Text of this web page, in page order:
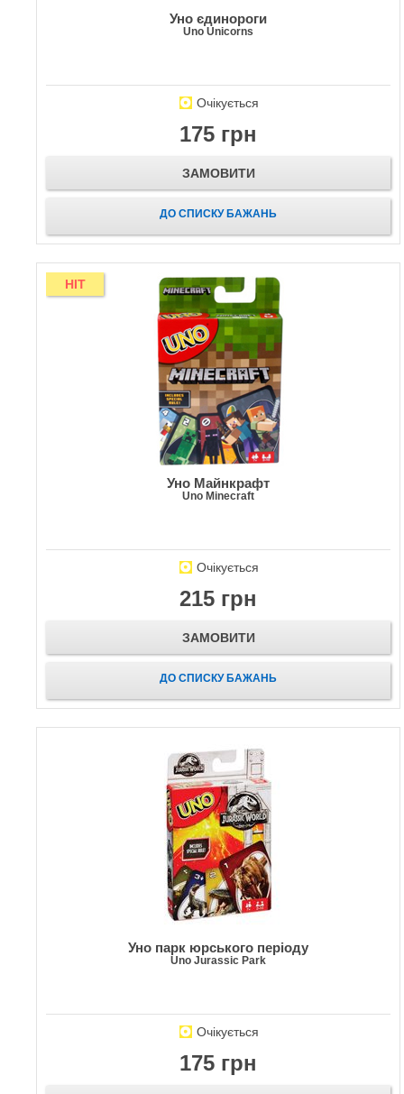
Уно єдинороги
Uno Unicorns
Очікується
175 грн
ЗАМОВИТИ
ДО СПИСКУ БАЖАНЬ
HIT
Уно Майнкрафт
Uno Minecraft
Очікується
215 грн
ЗАМОВИТИ
ДО СПИСКУ БАЖАНЬ
Уно парк юрського періоду
Uno Jurassic Park
Очікується
175 грн